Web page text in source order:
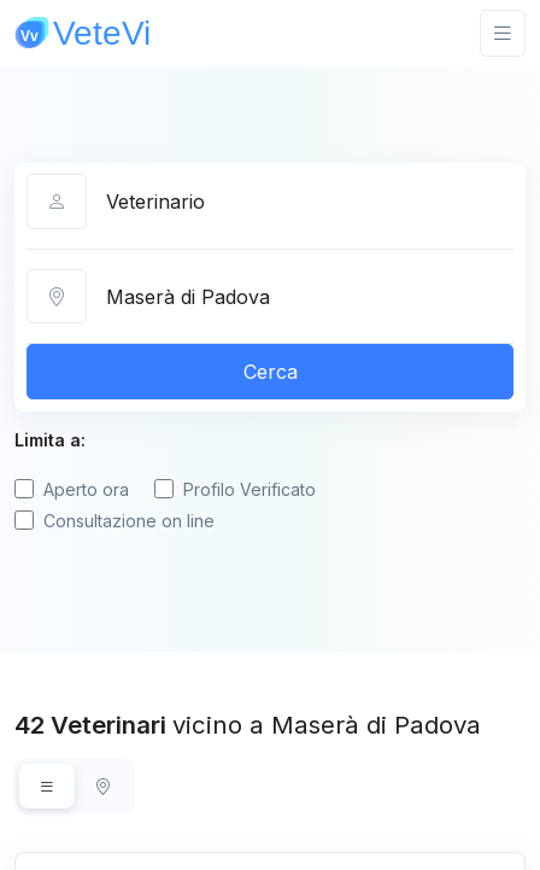
Cerca
Limita a:
Aperto ora
Profilo Verificato
Consultazione on line
42 Veterinari vicino a Maserà di Padova